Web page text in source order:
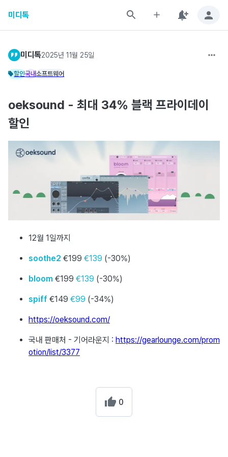
미디톡
미디톡2025년 11월 25일
할인국내소프트웨어
oeksound - 최대 34% 블랙 프라이데이
할인
12월 1일까지
soothe2 €199 €139 (-30%)
bloom €199 €139 (-30%)
spiff €149 €99 (-34%)
https://oeksound.com/
국내 판매처 - 기어라운지 : https://gearlounge.com/prom
otion/list/3377
0